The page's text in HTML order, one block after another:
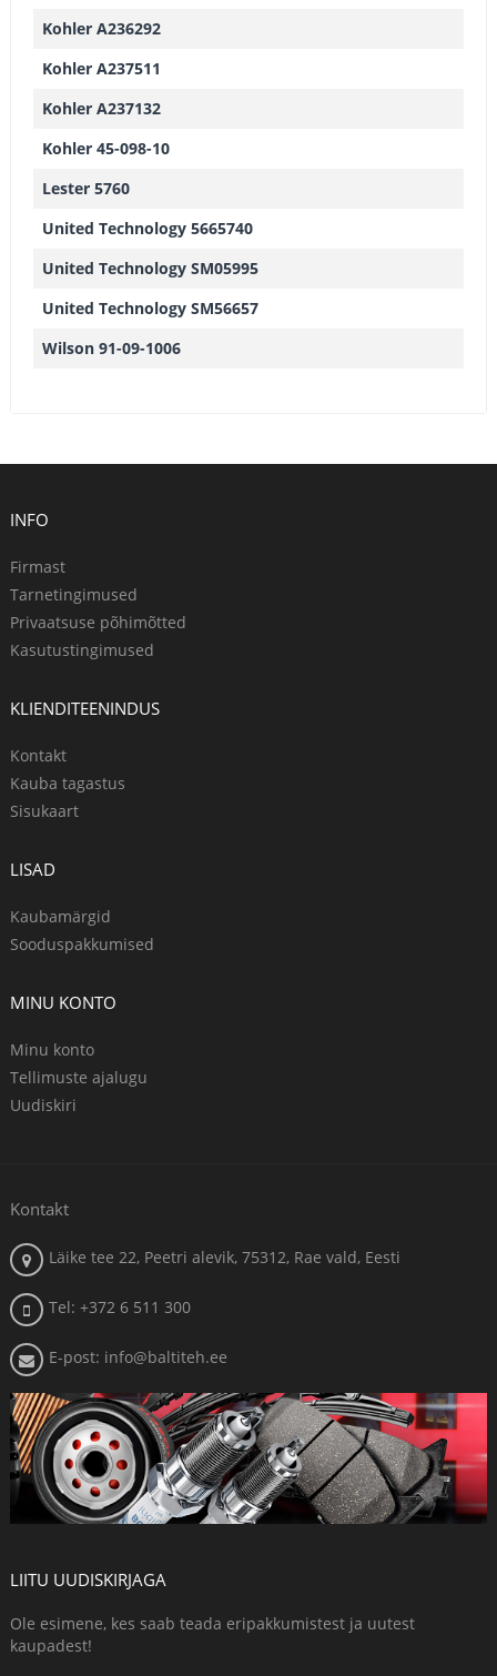
Kohler A236292
Kohler A237511
Kohler A237132
Kohler 45-098-10
Lester 5760
United Technology 5665740
United Technology SM05995
United Technology SM56657
Wilson 91-09-1006
INFO
Firmast
Tarnetingimused
Privaatsuse põhimõtted
Kasutustingimused
KLIENDITEENINDUS
Kontakt
Kauba tagastus
Sisukaart
LISAD
Kaubamärgid
Sooduspakkumised
MINU KONTO
Minu konto
Tellimuste ajalugu
Uudiskiri
Kontakt
Läike tee 22, Peetri alevik, 75312, Rae vald, Eesti
Tel: +372 6 511 300
E-post: info@baltiteh.ee
LIITU UUDISKIRJAGA
Ole esimene, kes saab teada eripakkumistest ja uutest
kaupadest!